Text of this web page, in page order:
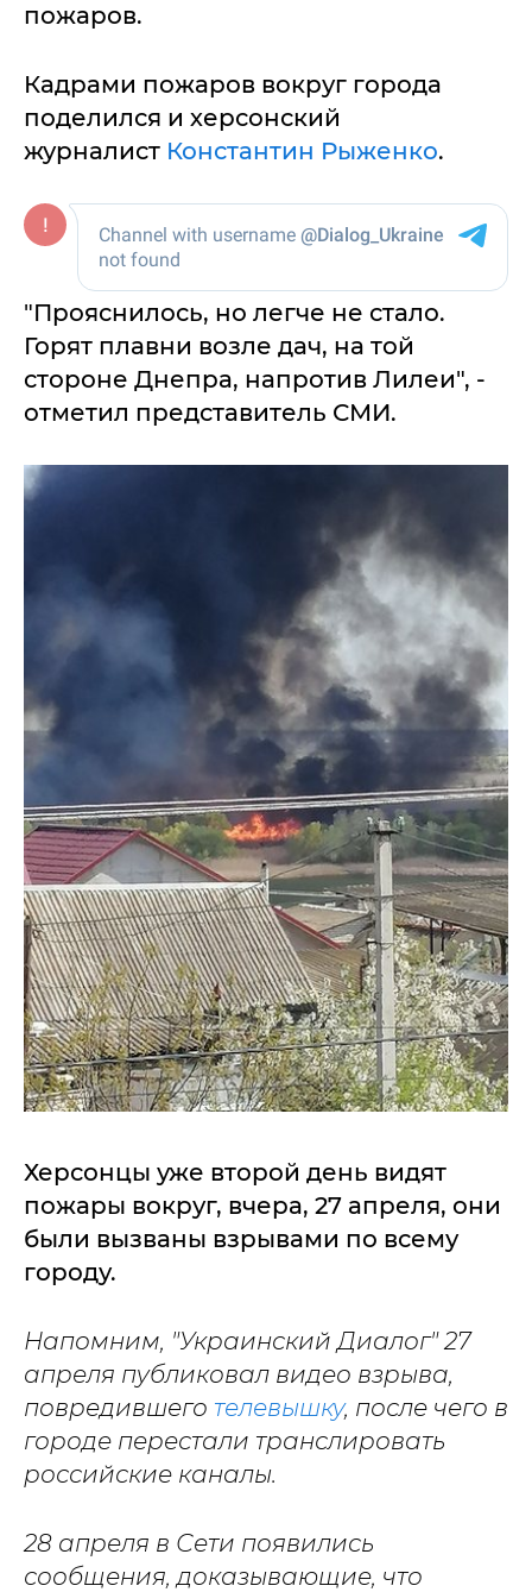
пожаров.
Кадрами пожаров вокруг города
поделился и херсонский
журналист Константин Рыженко.
"Прояснилось, но легче не стало.
Горят плавни возле дач, на той
стороне Днепра, напротив Лилеи", -
отметил представитель СМИ.
Херсонцы уже второй день видят
пожары вокруг, вчера, 27 апреля, они
были вызваны взрывами по всему
городу.
Напомним, "Украинский Диалог" 27
апреля публиковал видео взрыва,
повредившего телевышку, после чего в
городе перестали транслировать
российские каналы.
28 апреля в Сети появились
сообщения, доказывающие, что